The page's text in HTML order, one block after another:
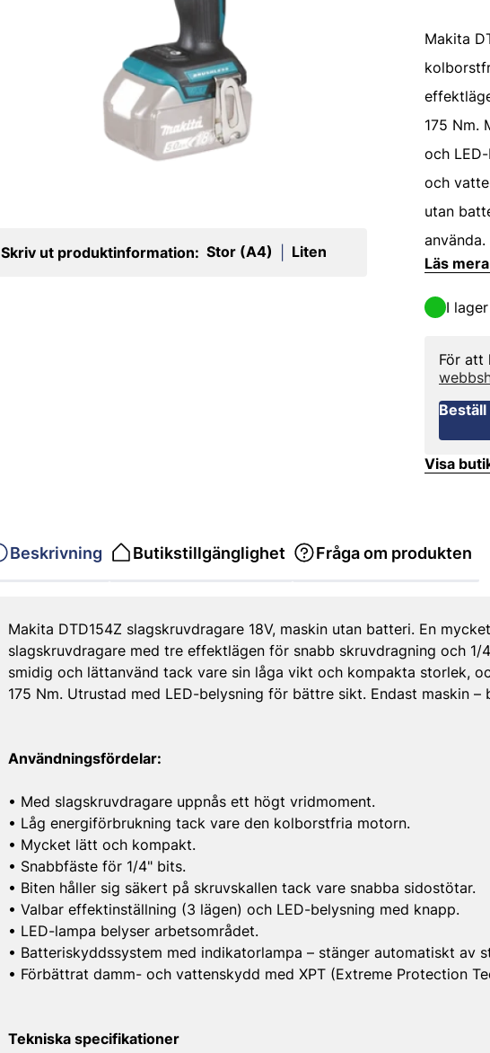
Skriv ut produktinformation: Stor (A4) Liten
Makita
175 Nm.
och
och
utan
använda.
Läs
I lager
För att
Visa
Beskrivning Butikstillgänglighet Fråga om produkten
Makita DTD154Z slagskruvdragare 18V, maskin utan batteri. En
slagskruvdragare med tre effektlägen för snabb skruvdragning och 1/
smidig och lättanvänd tack vare sin låga vikt och kompakta storlek,
175 Nm. Utrustad med LED-belysning för bättre sikt. Endast maskin
Användningsfördelar:
• Med slagskruvdragare uppnås ett högt vridmoment.
• Låg energiförbrukning tack vare den kolborstfria motorn.
• Mycket lätt och kompakt.
• Snabbfäste för 1/4" bits.
• Biten håller sig säkert på skruvskallen tack vare snabba sidostötar.
• Valbar effektinställning (3 lägen) och LED-belysning med knapp.
• LED-lampa belyser arbetsområdet.
• Batteriskyddssystem med indikatorlampa – stänger automatiskt av
• Förbättrat damm- och vattenskydd med XPT (Extreme Protection
Tekniska specifikationer